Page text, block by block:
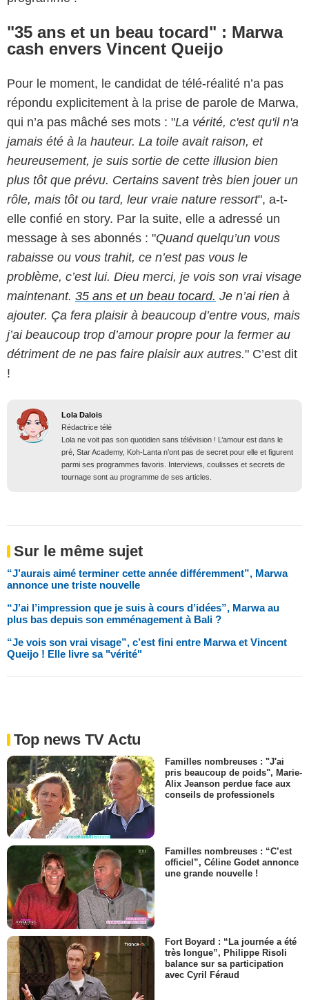
"35 ans et un beau tocard" : Marwa
cash envers Vincent Queijo
Pour le moment, le candidat de télé-réalité n’a pas
répondu explicitement à la prise de parole de Marwa,
qui n’a pas mâché ses mots : "La vérité, c'est qu'il n'a
jamais été à la hauteur. La toile avait raison, et
heureusement, je suis sortie de cette illusion bien
plus tôt que prévu. Certains savent très bien jouer un
rôle, mais tôt ou tard, leur vraie nature ressort", a-t-
elle confié en story. Par la suite, elle a adressé un
message à ses abonnés : "Quand quelqu’un vous
rabaisse ou vous trahit, ce n’est pas vous le
problème, c’est lui. Dieu merci, je vois son vrai visage
maintenant. 35 ans et un beau tocard. Je n’ai rien à
ajouter. Ça fera plaisir à beaucoup d’entre vous, mais
j’ai beaucoup trop d’amour propre pour la fermer au
détriment de ne pas faire plaisir aux autres." C’est dit
!
Lola Dalois
Rédactrice télé
Lola ne voit pas son quotidien sans télévision ! L’amour est dans le
pré, Star Academy, Koh-Lanta n’ont pas de secret pour elle et figurent
parmi ses programmes favoris. Interviews, coulisses et secrets de
tournage sont au programme de ses articles.
Sur le même sujet
“J’aurais aimé terminer cette année différemment”, Marwa
annonce une triste nouvelle
“J’ai l’impression que je suis à cours d’idées”, Marwa au
plus bas depuis son emménagement à Bali ?
“Je vois son vrai visage”, c’est fini entre Marwa et Vincent
Queijo ! Elle livre sa "vérité"
Top news TV Actu
Familles nombreuses : "J'ai
pris beaucoup de poids", Marie-
Alix Jeanson perdue face aux
conseils de professionels
Familles nombreuses : “C’est
officiel”, Céline Godet annonce
une grande nouvelle !
Fort Boyard : “La journée a été
très longue”, Philippe Risoli
balance sur sa participation
avec Cyril Féraud